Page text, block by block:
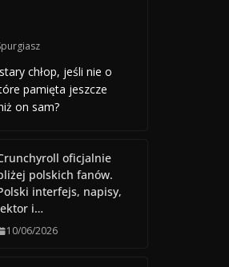
chłop, jeśli nie o
pamięta jeszcze
on sam?
oficjalnie
polskich fanów.
interfejs, napisy,
i…
10/06/2026